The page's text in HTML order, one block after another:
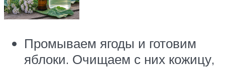
Промываем ягоды и готовим
яблоки. Очищаем с них кожицу,